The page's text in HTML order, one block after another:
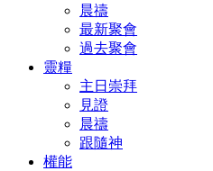
晨禱
最新聚會
過去聚會
靈糧
主日崇拜
見證
晨禱
跟隨神
權能